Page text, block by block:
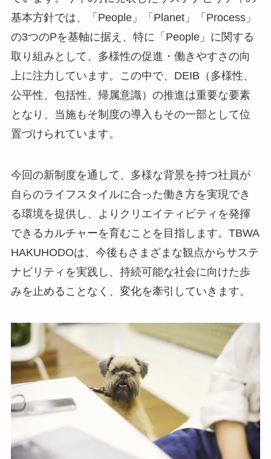
基本方針では、「People」「Planet」「Process」
の3つのPを基軸に据え、特に「People」に関する
取り組みとして、多様性の促進・働きやすさの向
上に注力しています。この中で、DEIB（多様性、
公平性、包括性、帰属意識）の推進は重要な要素
となり、当施もそ制度の導入もその一部として位
置づけられています。
今回の新制度を通して、多様な背景を持つ社員が
自らのライフスタイルに合った働き方を実現でき
る環境を提供し、よりクリエイティビティを発揮
できるカルチャーを育むことを目指します。TBWA
HAKUHODOは、今後もさまざまな観点からサステ
ナビリティを実践し、持続可能な社会に向けた歩
みを止めることなく、変化を牽引していきます。